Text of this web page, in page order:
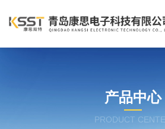
产品中心
PRODUCT